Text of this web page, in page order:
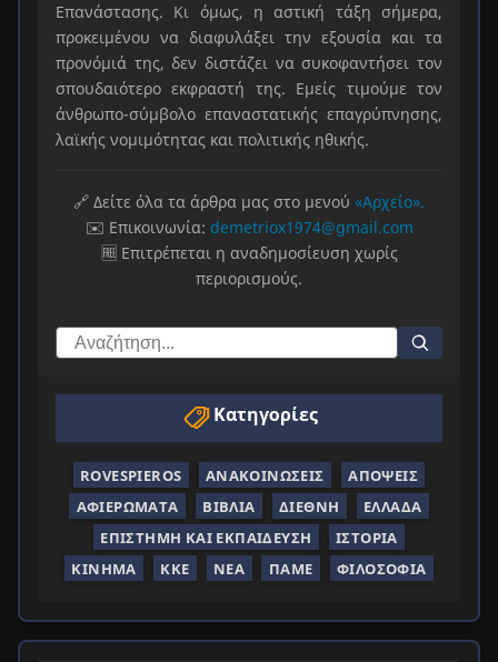
Επανάστασης. Κι όμως, η αστική τάξη σήμερα,
προκειμένου να διαφυλάξει την εξουσία και τα
προνόμιά της, δεν διστάζει να συκοφαντήσει τον
σπουδαιότερο εκφραστή της. Εμείς τιμούμε τον
άνθρωπο-σύμβολο επαναστατικής επαγρύπνησης,
λαϊκής νομιμότητας και πολιτικής ηθικής.
🔗 Δείτε όλα τα άρθρα μας στο μενού «Αρχείο».
✉️ Επικοινωνία: demetriox1974@gmail.com
🆓 Επιτρέπεται η αναδημοσίευση χωρίς
περιορισμούς.
Κατηγορίες
ROVESPIEROS ΑΝΑΚΟΙΝΏΣΕΙΣ
ΑΠΌΨΕΙΣ
ΑΦΙΕΡΏΜΑΤΑ
ΒΙΒΛΊΑ ΔΙΕΘΝΉ
ΕΛΛΆΔΑ
ΕΠΙΣΤΉΜΗ ΚΑΙ ΕΚΠΑΊΔΕΥΣΗ
ΙΣΤΟΡΊΑ
ΚΊΝΗΜΑ
ΚΚΕ ΝΈΑ ΠΑΜΕ ΦΙΛΟΣΟΦΊΑ